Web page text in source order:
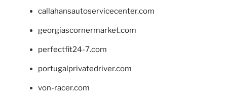
callahansautoservicecenter.com
georgiascornermarket.com
perfectfit24-7.com
portugalprivatedriver.com
von-racer.com